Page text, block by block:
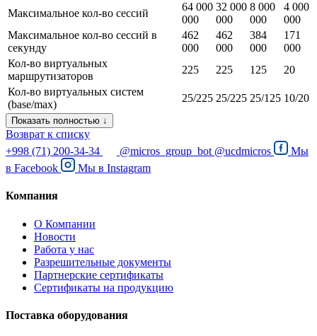
Максимальное кол-во сессий
64 000
000
32 000
000
8 000
000
4 000
000
Максимальное кол-во сессий в
секунду
462
000
462
000
384
000
171
000
Кол-во виртуальных
маршрутизаторов
225 225 125
20
Кол-во виртуальных систем
(base/max)
25/225 25/225 25/125 10/20
Показать полностью ↓
Возврат к списку
+998 (71) 200-34-34
@micros_group_bot @ucdmicros
Мы
в Facebook Мы в Instagram
Компания
О Компании
Новости
Работа у нас
Разрешительные документы
Партнерские сертификаты
Сертификаты на продукцию
Поставка оборудования